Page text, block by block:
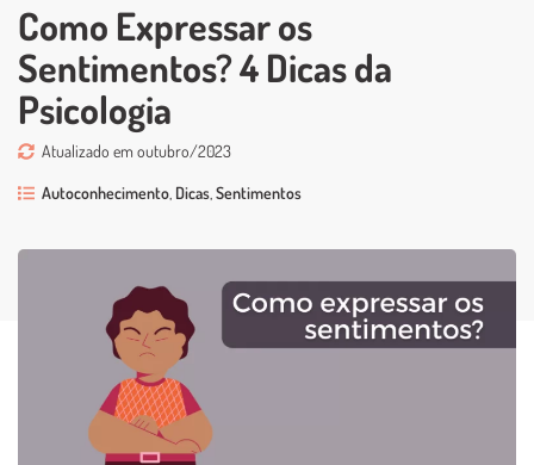
Como Expressar os
Sentimentos? 4 Dicas da
Psicologia
Atualizado em outubro/2023
Autoconhecimento Dicas Sentimentos